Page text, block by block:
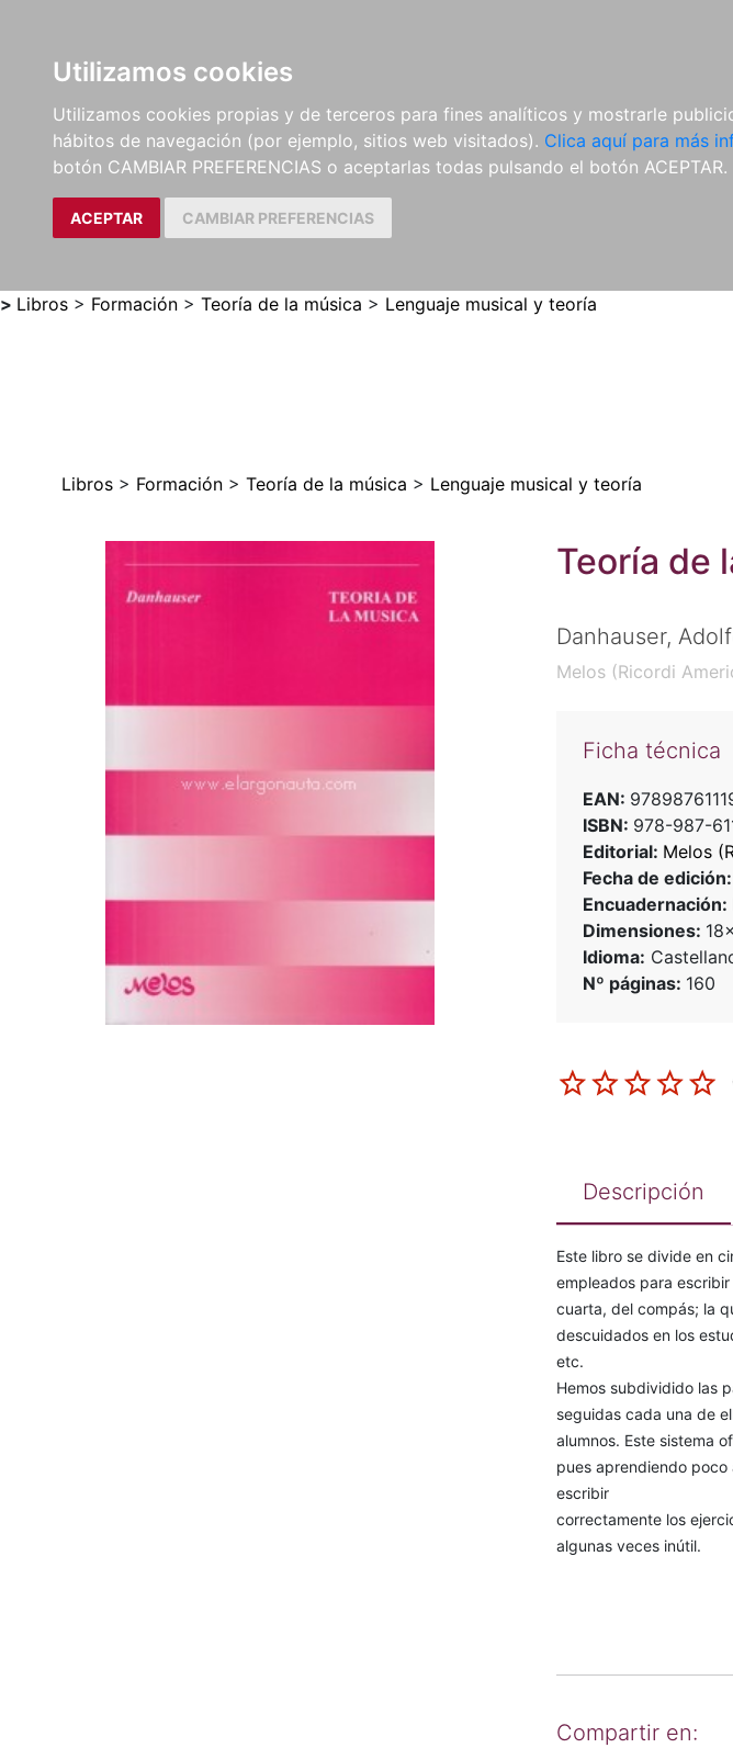
Utilizamos cookies
Utilizamos cookies propias y de terceros para fines analíticos y mostrarle
hábitos de navegación (por ejemplo, sitios web visitados). Clica aquí para más
botón CAMBIAR PREFERENCIAS o aceptarlas todas pulsando el botón ACEPTAR.
ACEPTAR CAMBIAR PREFERENCIAS
LIBROS
MÉTODOS Y
EJERCICIOS
PARTITURAS Y EDICIONES
CRÍTICAS
REVISTAS
CDS Y
DVDS
> Libros > Formación > Teoría de la música > Lenguaje musical y teoría
Libros > Formación > Teoría de la música > Lenguaje musical y teoría
Teoría de
Danhauser,
Melos (Ricordi
Ficha técnica
EAN:
ISBN: 978-987-
Editorial: Melos
Fecha de edición:
Encuadernación:
Dimensiones:
Idioma:
Nº páginas: 160
Descripción
Este libro se divide en
empleados para
cuarta, del compás; la
descuidados en los
etc.
Hemos subdividido las
seguidas cada una de
alumnos. Este sistema
pues aprendiendo
escribir
correctamente los
algunas veces inútil.
Compartir en: